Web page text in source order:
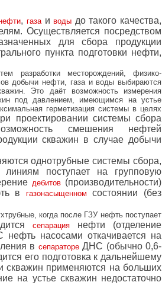
, газа и воды до такого качества,
Осуществляется посредством
для сбора продукции
пункта подготовки нефти,
разработки месторождений, физико-
добычи нефти, газа и воды выбираются
Это даёт возможность измерения
под давлением, имеющимся на устье
герметизация системы в целях
проектировании системы сбора
смешения нефтей
скважин в случае добычи
однотрубные системы сбора,
поступает на групповую
дебитов (производительности)
в
газонасыщенном
состоянии (без
когда после ГЗУ нефть поступает
сепарация
нефти (отделение
насосами откачивается на
в сепараторе ДНС (обычно 0,6-
его подготовка к дальнейшему
скважин применяются на больших
на устье скважин недостаточно